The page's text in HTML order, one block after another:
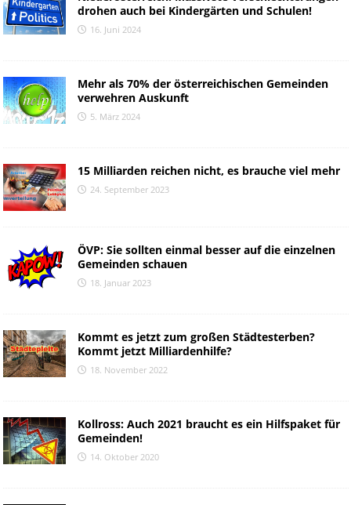
drohen auch bei Kindergärten und Schulen!
16. Juni 2024
Mehr als 70% der österreichischen Gemeinden
verwehren Auskunft
5. März 2024
15 Milliarden reichen nicht, es brauche viel mehr
24. September 2023
ÖVP: Sie sollten einmal besser auf die einzelnen
Gemeinden schauen
18. Januar 2023
Kommt es jetzt zum großen Städtesterben?
Kommt jetzt Milliardenhilfe?
18. November 2022
Kollross: Auch 2021 braucht es ein Hilfspaket für
Gemeinden!
14. Oktober 2020